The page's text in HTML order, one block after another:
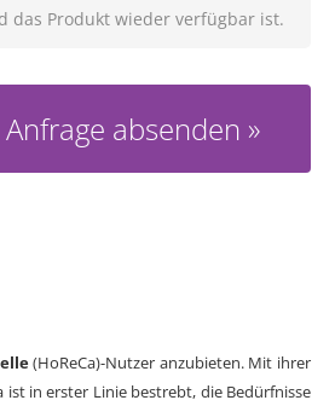
das Produkt wieder verfügbar ist.
Anfrage absenden
(HoReCa)-Nutzer anzubieten. Mit ihrer
ist in erster Linie bestrebt, die Bedürfnisse